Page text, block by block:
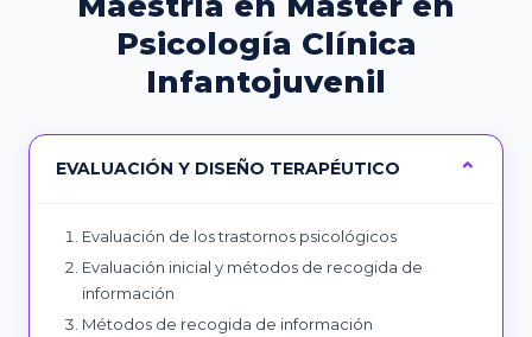
Psicología Clínica
Infantojuvenil
EVALUACIÓN Y DISEÑO TERAPÉUTICO
Evaluación de los trastornos psicológicos
Evaluación inicial y métodos de recogida de
información
Métodos de recogida de información